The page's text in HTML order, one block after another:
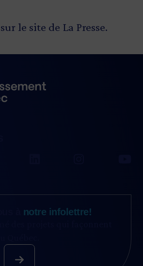
le site de La Presse.
notre infolettre!